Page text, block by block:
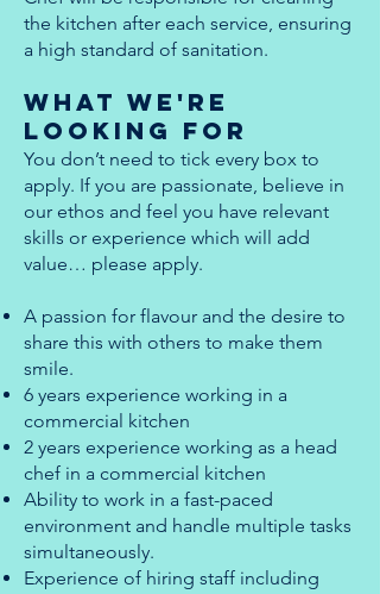
the kitchen after each service, ensuring
a high standard of sanitation.
What we're
looking for
You don’t need to tick every box to
apply. If you are passionate, believe in
our ethos and feel you have relevant
skills or experience which will add
value… please apply.
A passion for flavour and the desire to
share this with others to make them
smile.
6 years experience working in a
commercial kitchen
2 years experience working as a head
chef in a commercial kitchen
Ability to work in a fast-paced
environment and handle multiple tasks
simultaneously.
Experience of hiring staff including